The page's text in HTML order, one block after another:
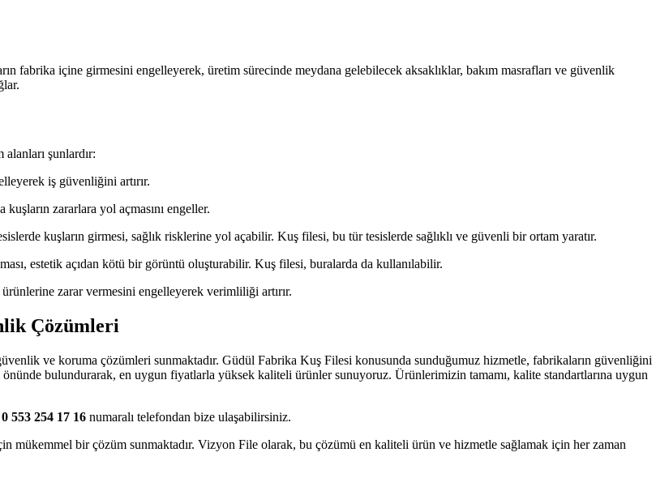
fabrika içine girmesini engelleyerek, üretim sürecinde meydana gelebilecek aksaklıklar, bakım masrafları ve güvenlik
şunlardır:
iş güvenliğini artırır.
zararlara yol açmasını engeller.
kuşların girmesi, sağlık risklerine yol açabilir. Kuş filesi, bu tür tesislerde sağlıklı ve güvenli bir ortam yaratır.
estetik açıdan kötü bir görüntü oluşturabilir. Kuş filesi, buralarda da kullanılabilir.
zarar vermesini engelleyerek verimliliği artırır.
Çözümleri
ve koruma çözümleri sunmaktadır. Güdül Fabrika Kuş Filesi konusunda sunduğumuz hizmetle, fabrikaların güvenliğini
bulundurarak, en uygun fiyatlarla yüksek kaliteli ürünler sunuyoruz. Ürünlerimizin tamamı, kalite standartlarına uygun
0 553 254 17 16 numaralı telefondan bize ulaşabilirsiniz.
bir çözüm sunmaktadır. Vizyon File olarak, bu çözümü en kaliteli ürün ve hizmetle sağlamak için her zaman